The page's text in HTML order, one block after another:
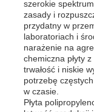
Wycieczka po
Kontrola jakości
Skontaktuj się
szerokie
zasady i
przydatny w
laboratoriach i
narażenie na
chemiczna płyty
trwałość i niskie
potrzebę
w czasie.
Płyta